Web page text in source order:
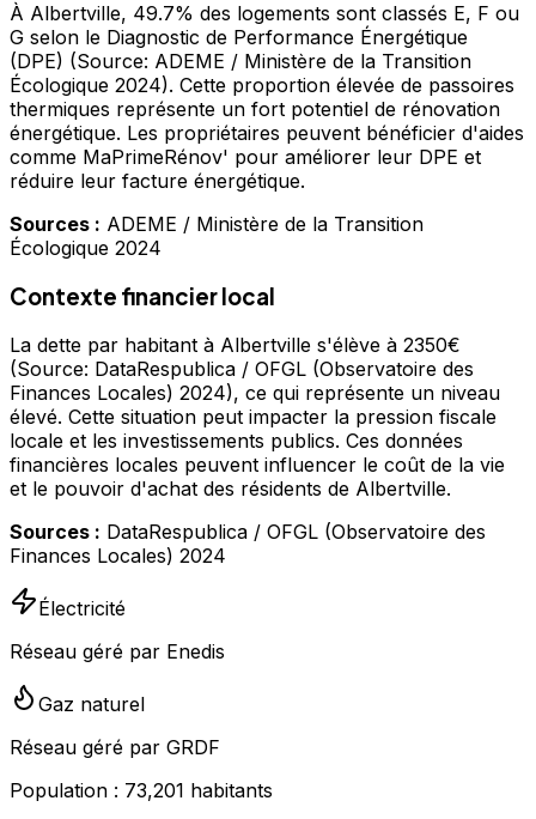
À Albertville, 49.7% des logements sont classés E, F ou
G selon le Diagnostic de Performance Énergétique
(DPE) (Source: ADEME / Ministère de la Transition
Écologique 2024). Cette proportion élevée de passoires
thermiques représente un fort potentiel de rénovation
énergétique. Les propriétaires peuvent bénéficier d'aides
comme MaPrimeRénov' pour améliorer leur DPE et
réduire leur facture énergétique.
Sources : ADEME / Ministère de la Transition
Écologique 2024
Contexte financier local
La dette par habitant à Albertville s'élève à 2350€
(Source: DataRespublica / OFGL (Observatoire des
Finances Locales) 2024), ce qui représente un niveau
élevé. Cette situation peut impacter la pression fiscale
locale et les investissements publics. Ces données
financières locales peuvent influencer le coût de la vie
et le pouvoir d'achat des résidents de Albertville.
Sources : DataRespublica / OFGL (Observatoire des
Finances Locales) 2024
Électricité
Réseau géré par Enedis
Gaz naturel
Réseau géré par GRDF
Population : 73,201 habitants